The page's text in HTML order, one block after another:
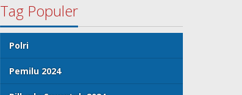
Tag Populer
Polri
Pemilu 2024